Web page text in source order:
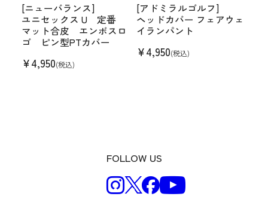
[ニューバランス]
ユニセックス U 定番
マット合皮 エンボスロ
ゴ ピン型PTカバー
¥4,950(税込)
[アドミラルゴルフ]
ヘッドカバー フェアウェ
イランパント
¥4,950(税込)
FOLLOW US